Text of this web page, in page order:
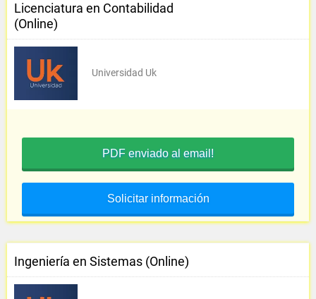
Licenciatura en Contabilidad
(Online)
Universidad Uk
PDF enviado al email!
Solicitar información
Ingeniería en Sistemas (Online)